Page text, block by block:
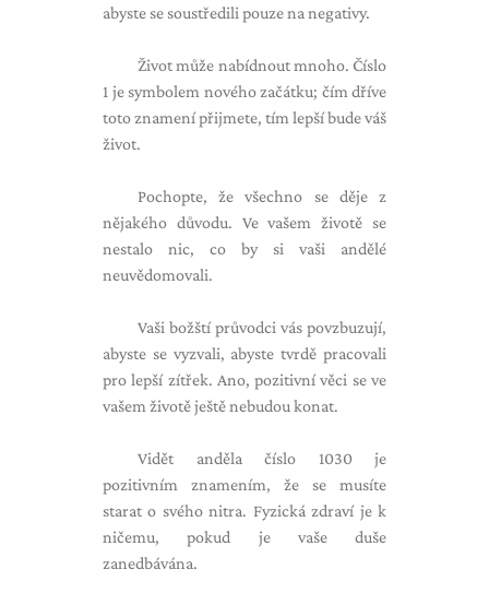
abyste se soustředili pouze na negativy.
Život může nabídnout mnoho. Číslo
1 je symbolem nového začátku; čím dříve
toto znamení přijmete, tím lepší bude váš
život.
Pochopte, že všechno se děje z
nějakého důvodu. Ve vašem životě se
nestalo nic, co by si vaši andělé
neuvědomovali.
Vaši božští průvodci vás povzbuzují,
abyste se vyzvali, abyste tvrdě pracovali
pro lepší zítřek. Ano, pozitivní věci se ve
vašem životě ještě nebudou konat.
Vidět anděla číslo 1030 je
pozitivním znamením, že se musíte
starat o svého nitra. Fyzická zdraví je k
ničemu, pokud je vaše duše
zanedbávána.